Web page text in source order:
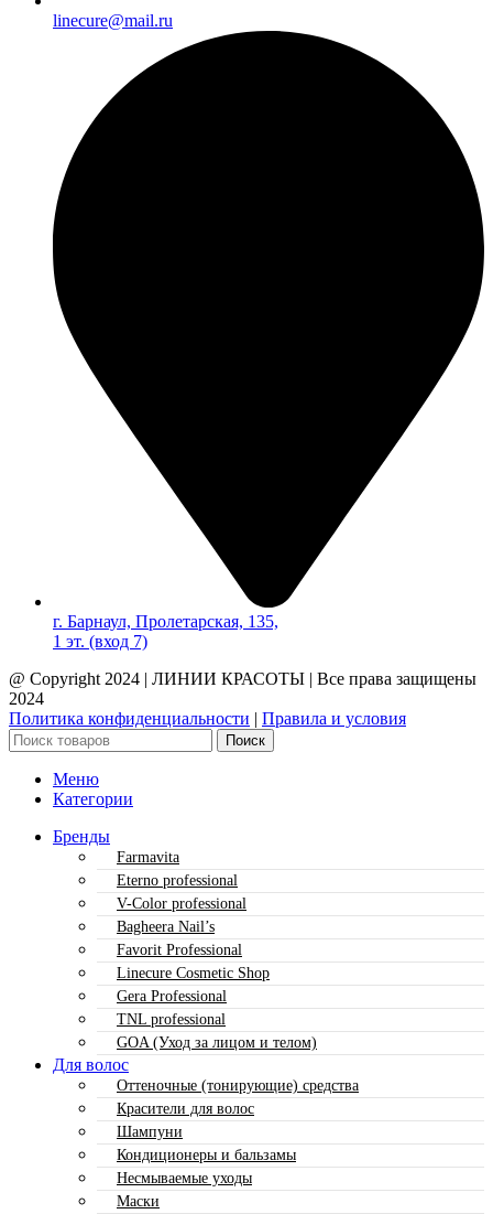
linecure@mail.ru
г. Барнаул, Пролетарская, 135,​
1 эт. (вход 7)
@ Copyright 2024 | ЛИНИИ КРАСОТЫ | Все права защищены
2024
Политика конфиденциальности | Правила и условия
Поиск
Меню
Категории
Бренды
Farmavita
Eterno professional
V-Color professional
Bagheera Nail’s
Favorit Professional
Linecure Cosmetic Shop
Gera Professional
TNL professional
GOA (Уход за лицом и телом)
Для волос
Оттеночные (тонирующие) средства
Красители для волос
Шампуни
Кондиционеры и бальзамы
Несмываемые уходы
Маски